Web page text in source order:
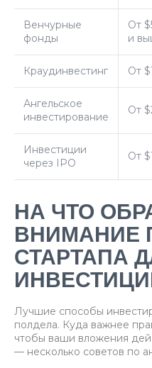
Венчурные
фонды
От
и
Краудинвестинг От
Ангельское
инвестирование
От
Инвестиции
через IPO
От
НА ЧТО
ВНИМАНИЕ
СТАРТАПА
Лучшие способы
полдела. Куда важнее
чтобы ваши вложения
— несколько советов по